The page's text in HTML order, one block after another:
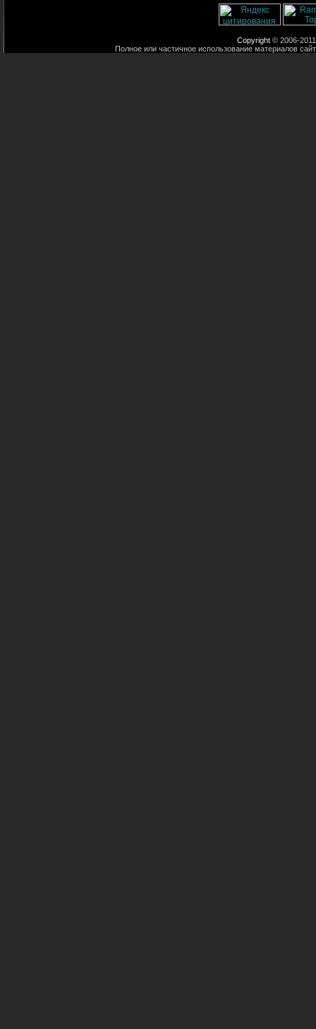
Copyright © 2006-
Полное или частичное использование материалов